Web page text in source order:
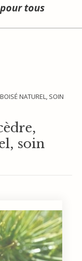
tous
NATUREL, SOIN
soin